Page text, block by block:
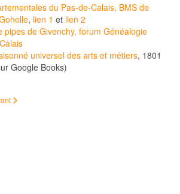
du Pas-de-Calais, BMS de
, lien 1 et lien 2
pipes de Givenchy, forum Généalogie
universel des arts et métiers, 1801
Google Books)
2016 : une année de généalogie
suivant : Geneviève